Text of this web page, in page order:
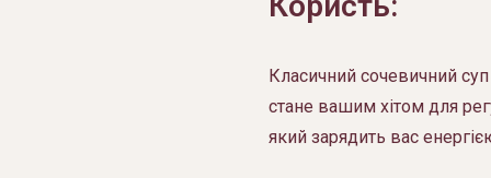
Класичний сочевичний
стане вашим хітом для
який зарядить вас